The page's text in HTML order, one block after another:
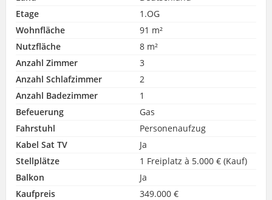
Etage
1.OG
Wohnfläche
91 m²
Nutzfläche
8 m²
Anzahl Zimmer
3
Anzahl Schlafzimmer
2
Anzahl Badezimmer
1
Befeuerung
Gas
Fahrstuhl
Personenaufzug
Kabel Sat TV
Ja
Stellplätze
1 Freiplatz à 5.000 € (Kauf)
Balkon
Ja
Kaufpreis
349.000 €